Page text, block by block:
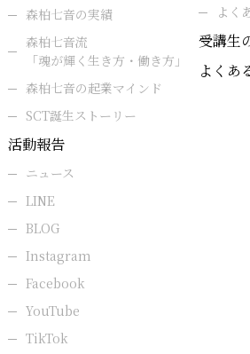
森柏七音の実績
森柏七音流
「魂が輝く生き方・働き方」
森柏七音の起業マインド
SCT誕生ストーリー
よく
受講生
よくあ
活動報告
ニュース
LINE
BLOG
Instagram
Facebook
YouTube
TikTok